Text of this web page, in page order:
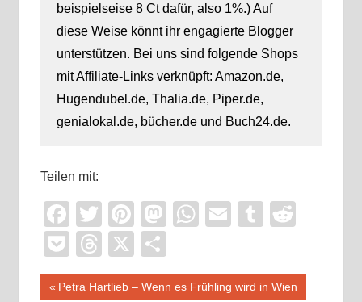
beispielseise 8 Ct dafür, also 1%.) Auf
diese Weise könnt ihr engagierte Blogger
unterstützen. Bei uns sind folgende Shops
mit Affiliate-Links verknüpft: Amazon.de,
Hugendubel.de, Thalia.de, Piper.de,
genialokal.de, bücher.de und Buch24.de.
Teilen mit:
Facebook
TwitterPinterest
Mastodon
WhatsApp
EmailTumblr
PocketThreads
X
Beitragsnavigation
Vorheriger
Petra Hartlieb – Wenn es Frühling wird in Wien